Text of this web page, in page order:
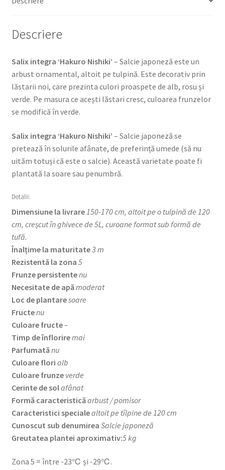
Descriere
Salix integra ‘Hakuro Nishiki’ – Salcie japoneză este un
arbust ornamental, altoit pe tulpină. Este decorativ prin
lăstarii noi, care prezinta culori proaspete de alb, rosu și
verde. Pe masura ce acești lăstari cresc, culoarea frunzelor
se modifică în verde.
Salix integra ‘Hakuro Nishiki’ – Salcie japoneză se
pretează în solurile afânate, de preferință umede (să nu
uităm totuși că este o salcie). Această varietate poate fi
plantată la soare sau penumbră.
Detalii:
Dimensiune la livrare 150-170 cm, altoit pe o tulpină de 120
cm, creșcut în ghivece de 5L, curoane format sub formă de
tufă.
Înalțime la maturitate3 m
Rezistentă la zona 5
Frunze persistentenu
Necesitate de apămoderat
Loc de plantaresoare
Fructenu
Culoare fructe–
Timp de înfloriremai
Parfumatănu
Culoare flori alb
Culoare frunze verde
Cerinte de solafânat
Formă caracteristicăarbust / pomisor
Caracteristici specialealtoit pe tîlpine de 120 cm
Cunoscut sub denumirea Salcie japoneză
Greutatea plantei aproximativ:5 kg
Zona 5 = între -23℃ și -29℃.